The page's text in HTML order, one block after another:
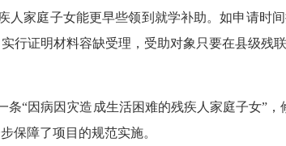
庭子女能更早些领到就学补助。如申请时间
行证明材料容缺受理，受助对象只要在县级残
因病因灾造成生活困难的残疾人家庭子女”，
保障了项目的规范实施。